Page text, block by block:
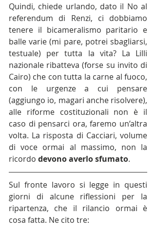
Quindi, chiede urlando, dato il No al
referendum di Renzi, ci dobbiamo
tenere il bicameralismo paritario e
balle varie (mi pare, potrei sbagliarsi,
testuale) per tutta la vita? La Lilli
nazionale ribatteva (forse su invito di
Cairo) che con tutta la carne al fuoco,
con le urgenze a cui pensare
(aggiungo io, magari anche risolvere),
alle riforme costituzionali non è il
caso di pensarci ora, faremo un’altra
volta. La risposta di Cacciari, volume
di voce ormai al massimo, non la
ricordo devono averlo sfumato.
Sul fronte lavoro si legge in questi
giorni di alcune riflessioni per la
ripartenza, che il rilancio ormai è
cosa fatta. Ne cito tre: